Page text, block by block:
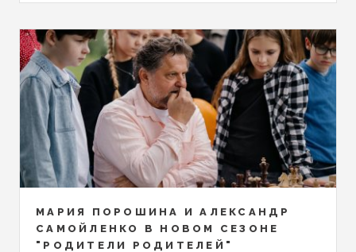
МАРИЯ ПОРОШИНА И АЛЕКСАНДР
САМОЙЛЕНКО В НОВОМ СЕЗОНЕ
"РОДИТЕЛИ РОДИТЕЛЕЙ"